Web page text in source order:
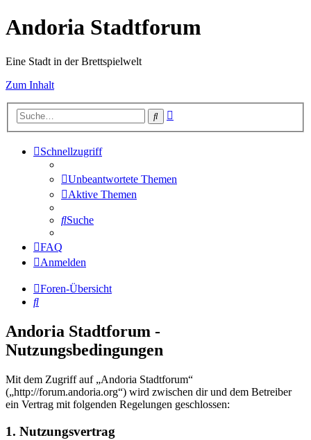
Andoria Stadtforum
Eine Stadt in der Brettspielwelt
Zum Inhalt
Suche
Schnellzugriff
Unbeantwortete Themen
Aktive Themen
Suche
FAQ
Anmelden
Foren-Übersicht
Suche
Andoria Stadtforum -
Nutzungsbedingungen
Mit dem Zugriff auf „Andoria Stadtforum“
(„http://forum.andoria.org“) wird zwischen dir und dem Betreiber
ein Vertrag mit folgenden Regelungen geschlossen:
1. Nutzungsvertrag